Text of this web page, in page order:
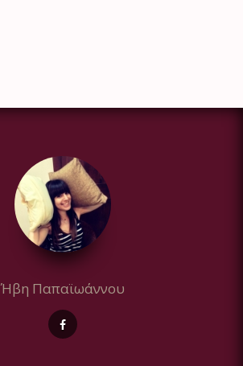
Ήβη Παπαϊωάννου